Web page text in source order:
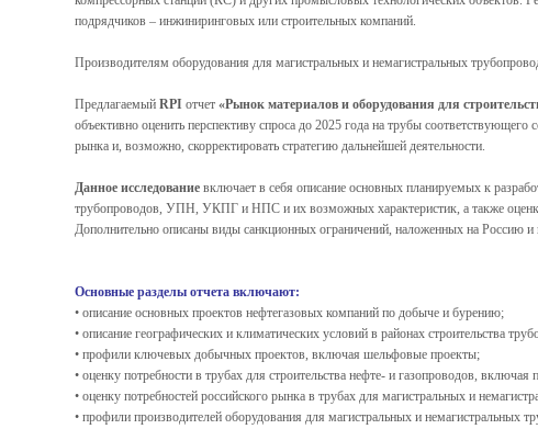
подрядчиков – инжиниринговых или строительных компаний.
Производителям оборудования для магистральных и немагистральных
Предлагаемый RPI отчет «Рынок материалов и оборудования для
объективно оценить перспективу спроса до 2025 года на трубы
рынка и, возможно, скорректировать стратегию дальнейшей деятельности.
Данное исследование включает в себя описание основных планируемых к
трубопроводов, УПН, УКПГ и НПС и их возможных характеристик, а также оценку
Дополнительно описаны виды санкционных ограничений, наложенных на Россию и
Основные разделы отчета включают:
• описание основных проектов нефтегазовых компаний по добыче и бурению;
• описание географических и климатических условий в районах строительства
• профили ключевых добычных проектов, включая шельфовые проекты;
• оценку потребности в трубах для строительства нефте- и газопроводов,
• оценку потребностей российского рынка в трубах для магистральных и
• профили производителей оборудования для магистральных и немагистральных